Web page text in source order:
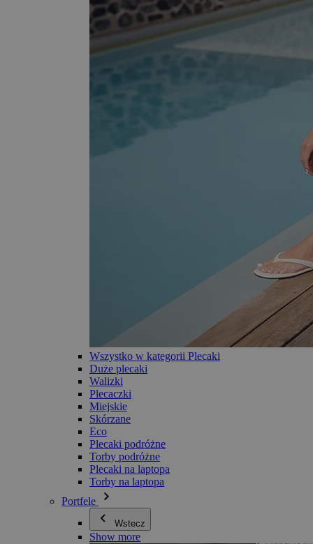
Wszystko w kategorii Plecaki
Duże plecaki
Walizki
Plecaczki
Miejskie
Skórzane
Eco
Plecaki podróżne
Torby podróżne
Plecaki na laptopa
Torby na laptopa
Portfele
Wstecz
Show more